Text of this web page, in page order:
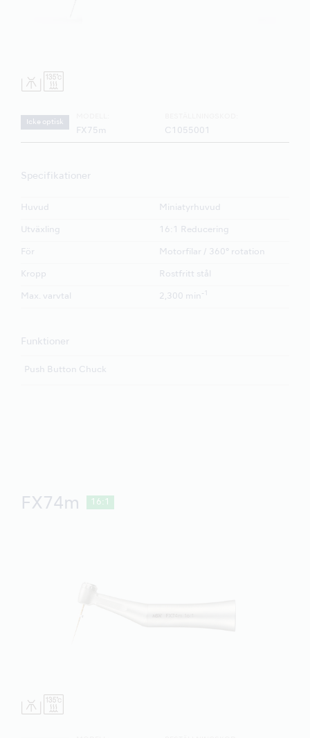
Icke optisk
FX75m C1055001
Specifikationer
Huvud Miniatyrhuvud
Utväxling 16:1 Reducering
För Motorfilar / 360° rotation
Kropp Rostfritt stål
Max. varvtal 2,300 min -1
Funktioner
Push Button Chuck
FX74m 16:1